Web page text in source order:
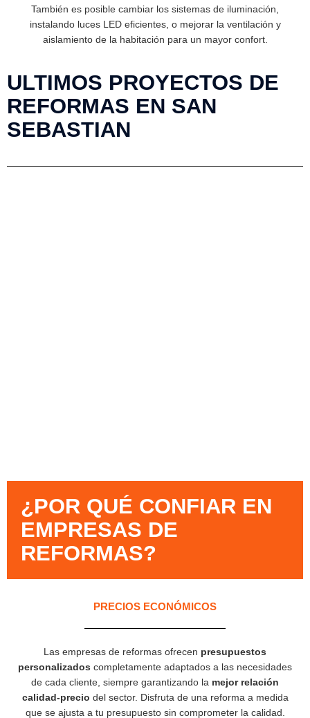
También es posible cambiar los sistemas de iluminación,
instalando luces LED eficientes, o mejorar la ventilación y
aislamiento de la habitación para un mayor confort.
ULTIMOS PROYECTOS DE
REFORMAS EN SAN
SEBASTIAN
¿POR QUÉ CONFIAR EN
EMPRESAS DE
REFORMAS?​
PRECIOS ECONÓMICOS
Las empresas de reformas ofrecen presupuestos
personalizados completamente adaptados a las necesidades
de cada cliente, siempre garantizando la mejor relación
calidad-precio del sector. Disfruta de una reforma a medida
que se ajusta a tu presupuesto sin comprometer la calidad.